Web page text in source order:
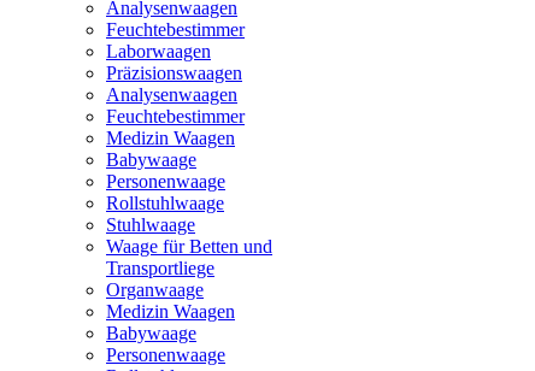
Analysenwaagen
Feuchtebestimmer
Laborwaagen
Präzisionswaagen
Analysenwaagen
Feuchtebestimmer
Medizin Waagen
Babywaage
Personenwaage
Rollstuhlwaage
Stuhlwaage
Waage für Betten und
Transportliege
Organwaage
Medizin Waagen
Babywaage
Personenwaage